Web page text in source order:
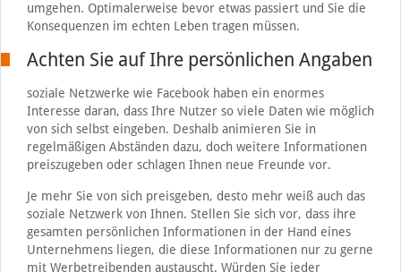
umgehen. Optimalerweise bevor etwas passiert und Sie die
Konsequenzen im echten Leben tragen müssen.
Achten Sie auf Ihre persönlichen Angaben
soziale Netzwerke wie Facebook haben ein enormes
Interesse daran, dass Ihre Nutzer so viele Daten wie möglich
von sich selbst eingeben. Deshalb animieren Sie in
regelmäßigen Abständen dazu, doch weitere Informationen
preiszugeben oder schlagen Ihnen neue Freunde vor.
Je mehr Sie von sich preisgeben, desto mehr weiß auch das
soziale Netzwerk von Ihnen. Stellen Sie sich vor, dass ihre
gesamten persönlichen Informationen in der Hand eines
Unternehmens liegen, die diese Informationen nur zu gerne
mit Werbetreibenden austauscht. Würden Sie jeder